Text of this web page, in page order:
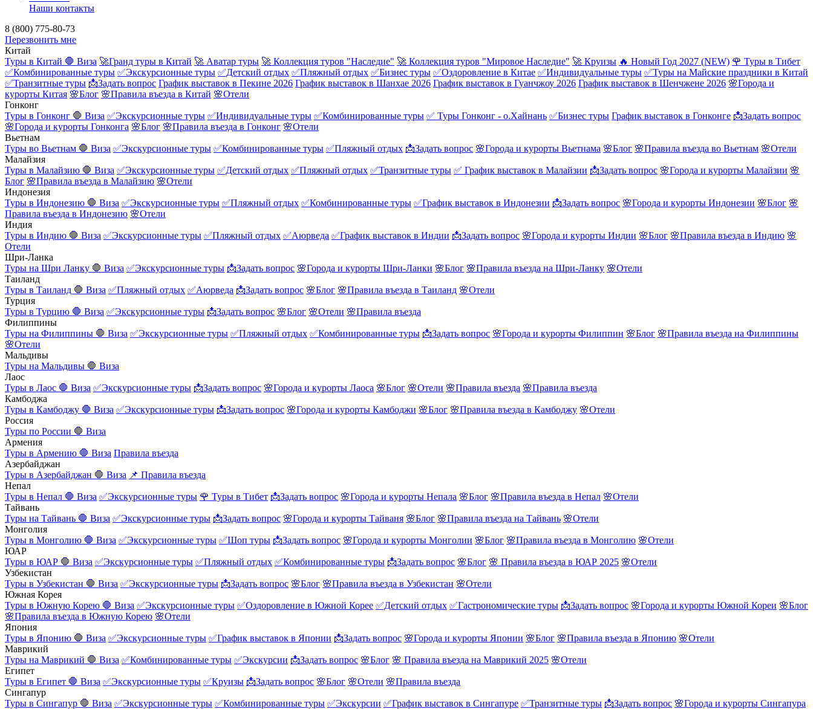
Наши контакты
8 (800) 775-80-73
Перезвонить мне
Китай
Туры в Китай 🛑 Виза 🚀Гранд туры в Китай 🚀 Аватар туры 🚀 Коллекция туров "Наследие" 🚀 Коллекция туров "Мировое Наследие" 🚀 Круизы 🔥 Новый Год 2027 (NEW) 🌹 Туры в Тибет
✅Комбинированные туры ✅Экскурсионные туры ✅Детский отдых ✅Пляжный отдых ✅Бизнес туры ✅Оздоровление в Китае ✅Индивидуальные туры ✅Туры на Майские праздники в Китай
✅Транзитные туры 📩Задать вопрос График выставок в Пекине 2026 График выставок в Шанхае 2026 График выставок в Гуанчжоу 2026 График выставок в Шенчжене 2026 🌸Города и
курорты Китая 🌸Блог 🌸Правила въезда в Китай 🌸Отели
Гонконг
Туры в Гонконг 🛑 Виза ✅Экскурсионные туры ✅Индивидуальные туры ✅Комбинированные туры ✅ Туры Гонконг - о.Хайнань ✅Бизнес туры График выставок в Гонконге 📩Задать вопрос
🌸Города и курорты Гонконга 🌸Блог 🌸Правила въезда в Гонконг 🌸Отели
Вьетнам
Туры во Вьетнам 🛑 Виза ✅Экскурсионные туры ✅Комбинированные туры ✅Пляжный отдых 📩Задать вопрос 🌸Города и курорты Вьетнама 🌸Блог 🌸Правила въезда во Вьетнам 🌸Отели
Малайзия
Туры в Малайзию 🛑 Виза ✅Экскурсионные туры ✅Детский отдых ✅Пляжный отдых ✅Транзитные туры ✅ График выставок в Малайзии 📩Задать вопрос 🌸Города и курорты Малайзии 🌸
Блог 🌸Правила въезда в Малайзию 🌸Отели
Индонезия
Туры в Индонезию 🛑 Виза ✅Экскурсионные туры ✅Пляжный отдых ✅Комбинированные туры ✅График выставок в Индонезии 📩Задать вопрос 🌸Города и курорты Индонезии 🌸Блог 🌸
Правила въезда в Индонезию 🌸Отели
Индия
Туры в Индию 🛑 Виза ✅Экскурсионные туры ✅Пляжный отдых ✅Аюрведа ✅График выставок в Индии 📩Задать вопрос 🌸Города и курорты Индии 🌸Блог 🌸Правила въезда в Индию 🌸
Отели
Шри-Ланка
Туры на Шри Ланку 🛑 Виза ✅Экскурсионные туры 📩Задать вопрос 🌸Города и курорты Шри-Ланки 🌸Блог 🌸Правила въезда на Шри-Ланку 🌸Отели
Таиланд
Туры в Таиланд 🛑 Виза ✅Пляжный отдых ✅Аюрведа 📩Задать вопрос 🌸Блог 🌸Правила въезда в Таиланд 🌸Отели
Турция
Туры в Турцию 🛑 Виза ✅Экскурсионные туры 📩Задать вопрос 🌸Блог 🌸Отели 🌸Правила въезда
Филиппины
Туры на Филиппины 🛑 Виза ✅Экскурсионные туры ✅Пляжный отдых ✅Комбинированные туры 📩Задать вопрос 🌸Города и курорты Филиппин 🌸Блог 🌸Правила въезда на Филиппины
🌸Отели
Мальдивы
Туры на Мальдивы 🛑 Виза
Лаос
Туры в Лаос 🛑 Виза ✅Экскурсионные туры 📩Задать вопрос 🌸Города и курорты Лаоса 🌸Блог 🌸Отели 🌸Правила въезда 🌸Правила въезда
Камбоджа
Туры в Камбоджу 🛑 Виза ✅Экскурсионные туры 📩Задать вопрос 🌸Города и курорты Камбоджи 🌸Блог 🌸Правила въезда в Камбоджу 🌸Отели
Россия
Туры по России 🛑 Виза
Армения
Туры в Армению 🛑 Виза Правила въезда
Азербайджан
Туры в Азербайджан 🛑 Виза 📌 Правила въезда
Непал
Туры в Непал 🛑 Виза ✅Экскурсионные туры 🌹 Туры в Тибет 📩Задать вопрос 🌸Города и курорты Непала 🌸Блог 🌸Правила въезда в Непал 🌸Отели
Тайвань
Туры на Тайвань 🛑 Виза ✅Экскурсионные туры 📩Задать вопрос 🌸Города и курорты Тайваня 🌸Блог 🌸Правила въезда на Тайвань 🌸Отели
Монголия
Туры в Монголию 🛑 Виза ✅Экскурсионные туры ✅Шоп туры 📩Задать вопрос 🌸Города и курорты Монголии 🌸Блог 🌸Правила въезда в Монголию 🌸Отели
ЮАР
Туры в ЮАР 🛑 Виза ✅Экскурсионные туры ✅Пляжный отдых ✅Комбинированные туры 📩Задать вопрос 🌸Блог 🌸 Правила въезда в ЮАР 2025 🌸Отели
Узбекистан
Туры в Узбекистан 🛑 Виза ✅Экскурсионные туры 📩Задать вопрос 🌸Блог 🌸Правила въезда в Узбекистан 🌸Отели
Южная Корея
Туры в Южную Корею 🛑 Виза ✅Экскурсионные туры ✅Оздоровление в Южной Корее ✅Детский отдых ✅Гастрономические туры 📩Задать вопрос 🌸Города и курорты Южной Кореи 🌸Блог
🌸Правила въезда в Южную Корею 🌸Отели
Япония
Туры в Японию 🛑 Виза ✅Экскурсионные туры ✅График выставок в Японии 📩Задать вопрос 🌸Города и курорты Японии 🌸Блог 🌸Правила въезда в Японию 🌸Отели
Маврикий
Туры на Маврикий 🛑 Виза ✅Комбинированные туры ✅Экскурсии 📩Задать вопрос 🌸Блог 🌸 Правила въезда на Маврикий 2025 🌸Отели
Египет
Туры в Египет 🛑 Виза ✅Экскурсионные туры ✅Круизы 📩Задать вопрос 🌸Блог 🌸Отели 🌸Правила въезда
Сингапур
Туры в Сингапур 🛑 Виза ✅Экскурсионные туры ✅Комбинированные туры ✅Экскурсии ✅График выставок в Сингапуре ✅Транзитные туры 📩Задать вопрос 🌸Города и курорты Сингапура